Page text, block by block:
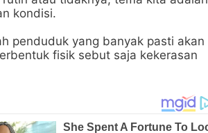
kondisi.
penduduk yang banyak pasti akan
fisik sebut saja kekerasan